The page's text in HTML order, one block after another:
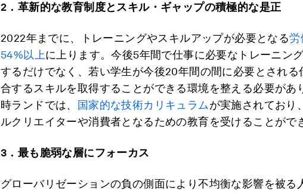
2 ．革新的な教育制度とスキル・ギャップの積極的な是正
2022年までに、トレーニングやスキルアップが必要となる労
54%以上に上ります。今後5年間で仕事に必要なトレーニン
するだけでなく、若い学生が今後20年間の間に必要とされる
合するスキルを取得することができる環境を整える必要があ
時ランドでは、
国家的な技術カリキュラムが実施されており
ルクリエイターや消費者となるための教育を受けることがで
3 ．最も脆弱な層にフォーカス
グローバリゼーションの負の側面により不均衡な影響を被る